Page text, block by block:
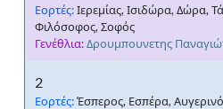
Εορτές:Ιερεμίας, Ισιδώρα, Δώρα,
Φιλόσοφος, Σοφός
Γενέθλια:Δρουμπουνετης
2
Εορτές:Έσπερος, Εσπέρα,